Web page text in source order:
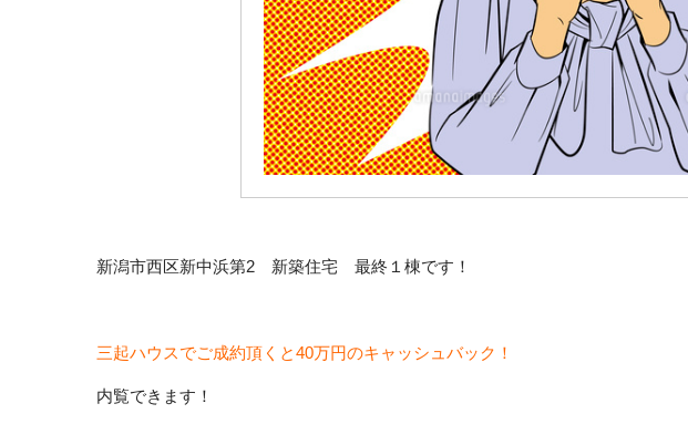
新潟市西区新中浜第2 新築住宅 最終１棟です！
三起ハウスでご成約頂くと40万円のキャッシュバック！
内覧できます！